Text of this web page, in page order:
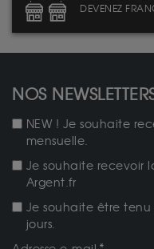
DEVENEZ
NOS
NEW ! Je souhaite
mensuelle.
Je souhaite recevoir
Argent.fr
Je souhaite être
jours.